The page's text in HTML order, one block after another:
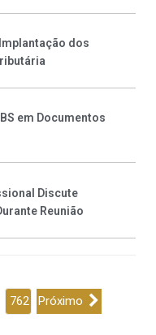
dos
em Documentos
Discute
Reunião
762 Próximo